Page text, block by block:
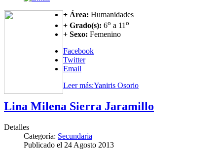
+ Área: Humanidades
+ Grado(s): 6o a 11 o
+ Sexo: Femenino
Facebook
Twitter
Email
Leer más:Yaniris Osorio
Lina Milena Sierra Jaramillo
Detalles
Categoría: Secundaria
Publicado el 24 Agosto 2013